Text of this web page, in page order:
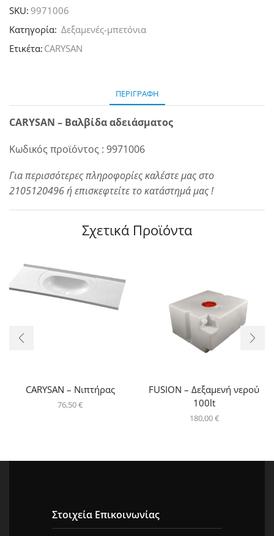
SKU: 9971006
Κατηγορία: Δεξαμενές-μπετόνια
Ετικέτα: CARYSAN
ΠΕΡΙΓΡΑΦΉ
CARYSAN – Βαλβίδα αδειάσματος
Κωδικός προϊόντος : 9971006
Για περισσότερες πληροφορίες καλέστε μας στο
2105120496 ή επισκεφτείτε το κατάστημά μας !
Σχετικά Προϊόντα
CARYSAN – Νιπτήρας
76,50€
FUSION – Δεξαμενή νερού
100lt
180,00€
Στοιχεία Επικοινωνίας